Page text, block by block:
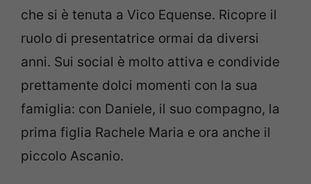
che si è tenuta a Vico Equense. Ricopre il
ruolo di presentatrice ormai da diversi
anni. Sui social è molto attiva e condivide
prettamente dolci momenti con la sua
famiglia: con Daniele, il suo compagno, la
prima figlia Rachele Maria e ora anche il
piccolo Ascanio.